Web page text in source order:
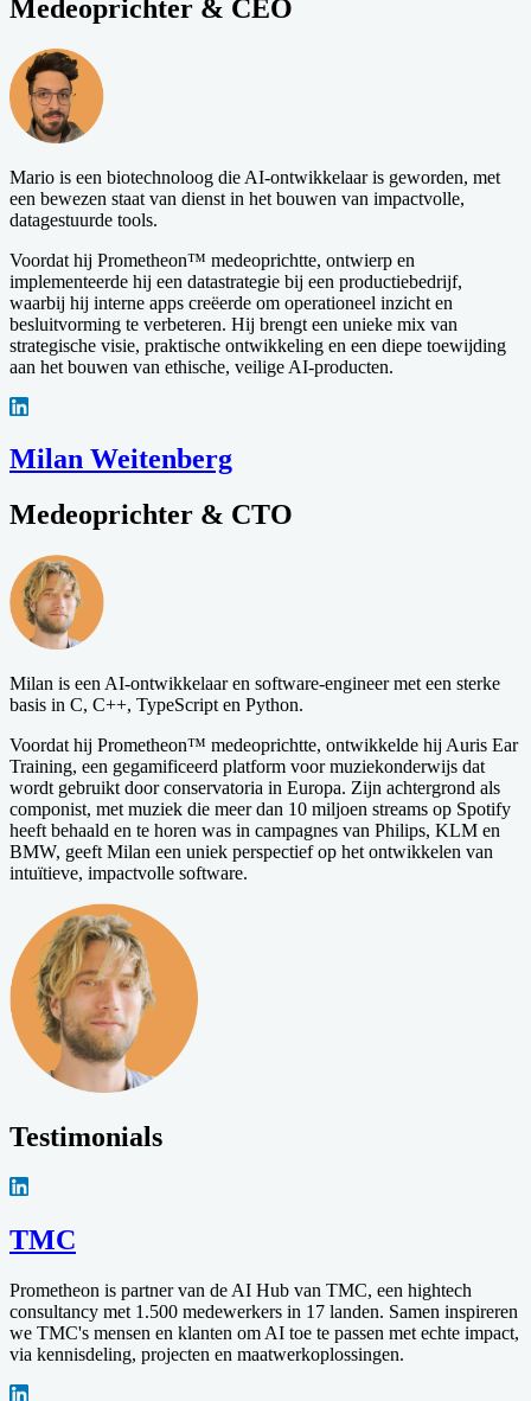
Medeoprichter & CEO
Mario is een biotechnoloog die AI-ontwikkelaar is geworden, met
een bewezen staat van dienst in het bouwen van impactvolle,
datagestuurde tools.
Voordat hij Prometheon™ medeoprichtte, ontwierp en
implementeerde hij een datastrategie bij een productiebedrijf,
waarbij hij interne apps creëerde om operationeel inzicht en
besluitvorming te verbeteren. Hij brengt een unieke mix van
strategische visie, praktische ontwikkeling en een diepe toewijding
aan het bouwen van ethische, veilige AI-producten.
Milan Weitenberg
Medeoprichter & CTO
Milan is een AI-ontwikkelaar en software-engineer met een sterke
basis in C, C++, TypeScript en Python.
Voordat hij Prometheon™ medeoprichtte, ontwikkelde hij Auris Ear
Training, een gegamificeerd platform voor muziekonderwijs dat
wordt gebruikt door conservatoria in Europa. Zijn achtergrond als
componist, met muziek die meer dan 10 miljoen streams op Spotify
heeft behaald en te horen was in campagnes van Philips, KLM en
BMW, geeft Milan een uniek perspectief op het ontwikkelen van
intuïtieve, impactvolle software.
Testimonials
TMC
Prometheon is partner van de AI Hub van TMC, een hightech
consultancy met 1.500 medewerkers in 17 landen. Samen inspireren
we TMC's mensen en klanten om AI toe te passen met echte impact,
via kennisdeling, projecten en maatwerkoplossingen.